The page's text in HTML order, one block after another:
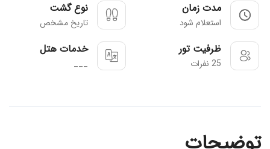
مدت زمان
استعلام شود
نوع گشت
تاریخ مشخص
ظرفیت تور
25 نفرات
خدمات هتل
___